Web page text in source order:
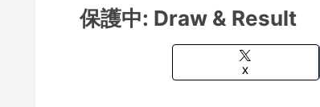
保護中: Draw & Result
X